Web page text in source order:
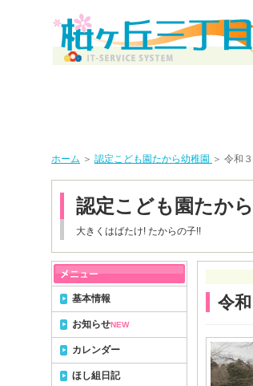
ホーム ＞ 認定こども園たから幼稚園 ＞ 令和
認定こども園たか
大きくはばたけ! たからの子!!
令
基本情報
お知らせNEW
カレンダー
ほし組日記